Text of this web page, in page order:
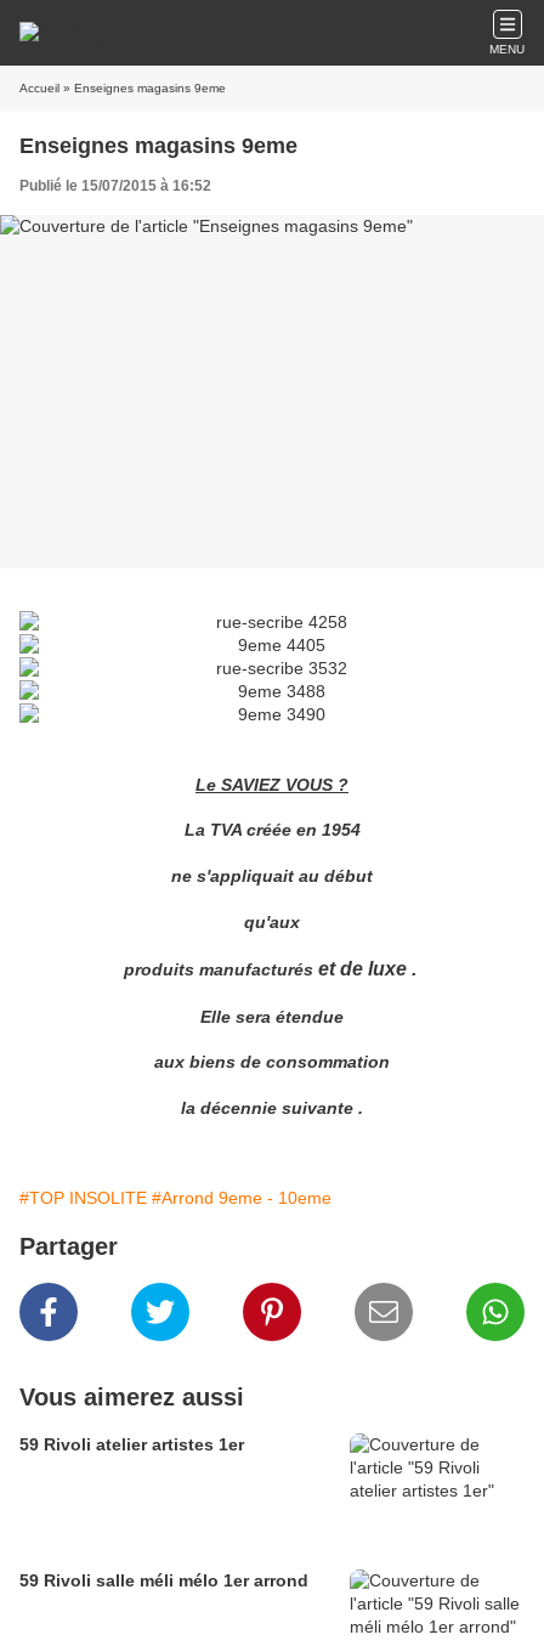
MENU
Accueil » Enseignes magasins 9eme
Enseignes magasins 9eme
Publié le 15/07/2015 à 16:52
Le SAVIEZ VOUS ?
La TVA créée en 1954
ne s'appliquait au début
qu'aux
produits manufacturés et de luxe .
Elle sera étendue
aux biens de consommation
la décennie suivante .
#TOP INSOLITE #Arrond 9eme - 10eme
Partager
Vous aimerez aussi
59 Rivoli atelier artistes 1er
59 Rivoli salle méli mélo 1er arrond